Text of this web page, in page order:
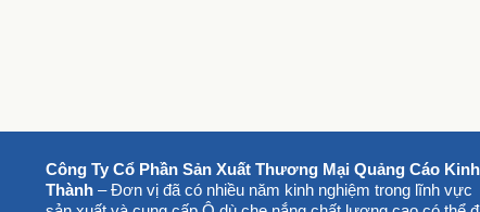
Công Ty Cổ Phần Sản Xuất Thương Mại Quảng Cáo Kinh
Thành – Đơn vị đã có nhiều năm kinh nghiệm trong lĩnh vực